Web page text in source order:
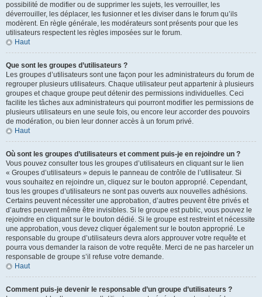
possibilité de modifier ou de supprimer les sujets, les verrouiller, les
déverrouiller, les déplacer, les fusionner et les diviser dans le forum qu’ils
modèrent. En règle générale, les modérateurs sont présents pour que les
utilisateurs respectent les règles imposées sur le forum.
Haut
Que sont les groupes d’utilisateurs ?
Les groupes d’utilisateurs sont une façon pour les administrateurs du forum de
regrouper plusieurs utilisateurs. Chaque utilisateur peut appartenir à plusieurs
groupes et chaque groupe peut détenir des permissions individuelles. Ceci
facilite les tâches aux administrateurs qui pourront modifier les permissions de
plusieurs utilisateurs en une seule fois, ou encore leur accorder des pouvoirs
de modération, ou bien leur donner accès à un forum privé.
Haut
Où sont les groupes d’utilisateurs et comment puis-je en rejoindre un ?
Vous pouvez consulter tous les groupes d’utilisateurs en cliquant sur le lien
« Groupes d’utilisateurs » depuis le panneau de contrôle de l’utilisateur. Si
vous souhaitez en rejoindre un, cliquez sur le bouton approprié. Cependant,
tous les groupes d’utilisateurs ne sont pas ouverts aux nouvelles adhésions.
Certains peuvent nécessiter une approbation, d’autres peuvent être privés et
d’autres peuvent même être invisibles. Si le groupe est public, vous pouvez le
rejoindre en cliquant sur le bouton dédié. Si le groupe est restreint et nécessite
une approbation, vous devez cliquer également sur le bouton approprié. Le
responsable du groupe d’utilisateurs devra alors approuver votre requête et
pourra vous demander la raison de votre requête. Merci de ne pas harceler un
responsable de groupe s’il refuse votre demande.
Haut
Comment puis-je devenir le responsable d’un groupe d’utilisateurs ?